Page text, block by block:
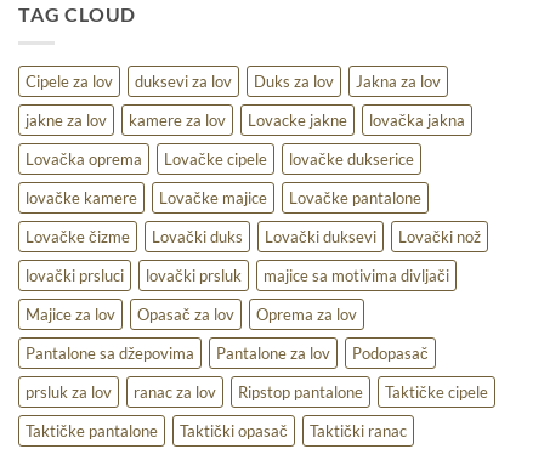
na
terenu
TAG CLOUD
Cipele za lov duksevi za lov Duks za lov
Jakna za lov
jakne za lov
kamere za lov Lovacke jakne
lovačka jakna
Lovačka oprema
Lovačke cipele
lovačke dukserice
lovačke kamere
Lovačke majice
Lovačke pantalone
Lovačke čizme
Lovački duks Lovački duksevi
Lovački nož
lovački prsluci
lovački prsluk
majice sa motivima divljači
Majice za lov
Opasač za lov
Oprema za lov
Pantalone sa džepovima
Pantalone za lov
Podopasač
prsluk za lov
ranac za lov Ripstop pantalone
Taktičke cipele
Taktičke pantalone
Taktički opasač
Taktički ranac